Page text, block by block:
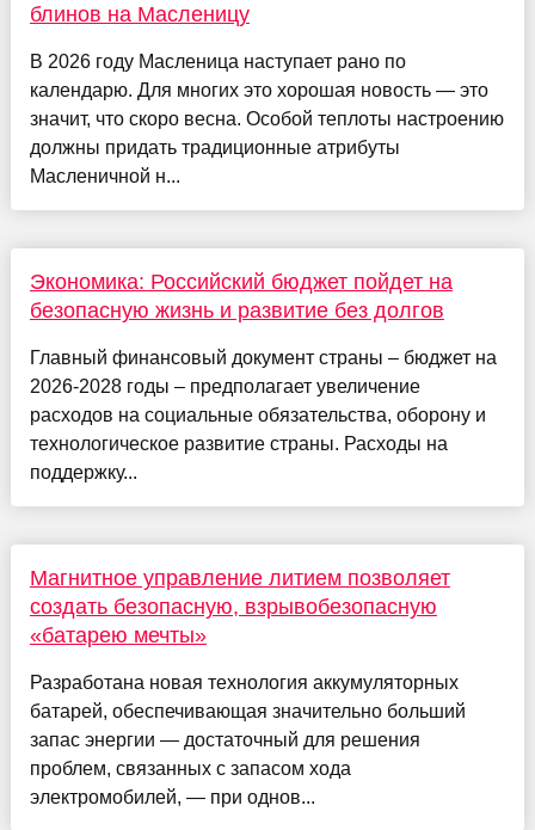
блинов на Масленицу
В 2026 году Масленица наступает рано по
календарю. Для многих это хорошая новость — это
значит, что скоро весна. Особой теплоты настроению
должны придать традиционные атрибуты
Масленичной н...
Экономика: Российский бюджет пойдет на
безопасную жизнь и развитие без долгов
Главный финансовый документ страны – бюджет на
2026-2028 годы – предполагает увеличение
расходов на социальные обязательства, оборону и
технологическое развитие страны. Расходы на
поддержку...
Магнитное управление литием позволяет
создать безопасную, взрывобезопасную
«батарею мечты»
Разработана новая технология аккумуляторных
батарей, обеспечивающая значительно больший
запас энергии — достаточный для решения
проблем, связанных с запасом хода
электромобилей, — при однов...